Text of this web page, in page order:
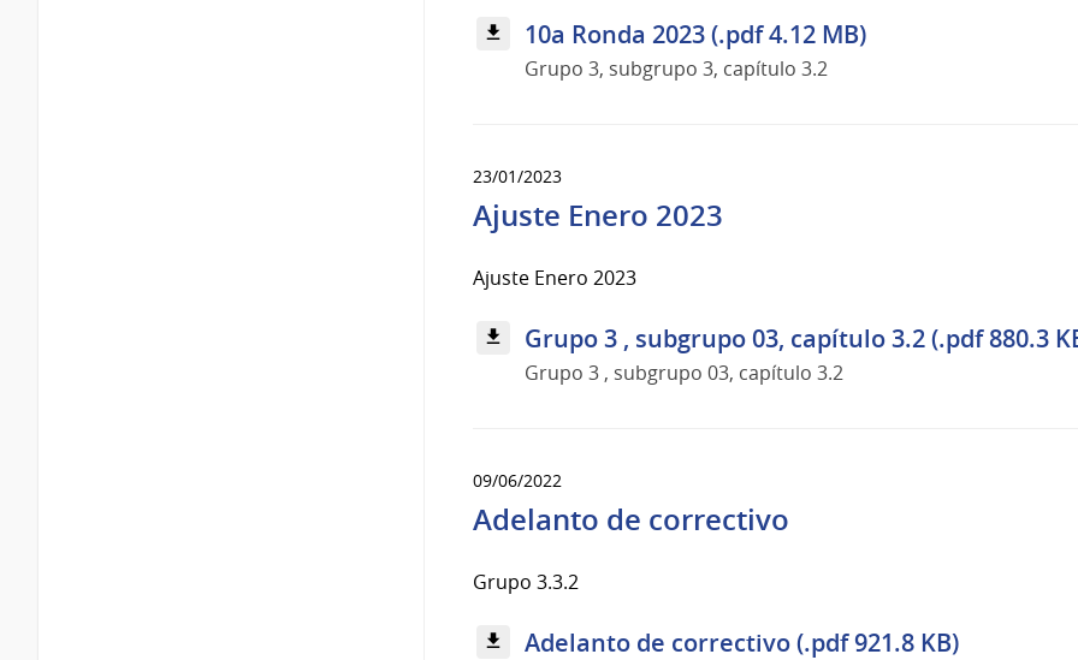
10a Ronda 2023 (.pdf 4.12 MB)
Grupo 3, subgrupo 3, capítulo 3.2
23/01/2023
Ajuste Enero 2023
Ajuste Enero 2023
Grupo 3 , subgrupo 03, capítulo 3.2 (.pdf 880.3
Grupo 3 , subgrupo 03, capítulo 3.2
09/06/2022
Adelanto de correctivo
Grupo 3.3.2
Adelanto de correctivo (.pdf 921.8 KB)